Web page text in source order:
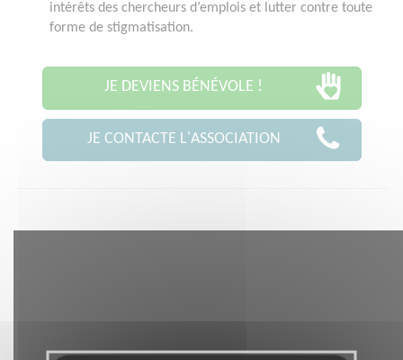
intérêts des chercheurs d’emplois et lutter contre toute
forme de stigmatisation.
JE DEVIENS BÉNÉVOLE !
JE CONTACTE L'ASSOCIATION